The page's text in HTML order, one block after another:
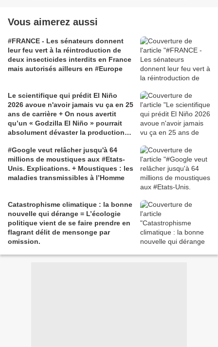
Vous aimerez aussi
#FRANCE - Les sénateurs donnent
leur feu vert à la réintroduction de
deux insecticides interdits en France
mais autorisés ailleurs en #Europe
Le scientifique qui prédit El Niño
2026 avoue n'avoir jamais vu ça en 25
ans de carrière + On nous avertit
qu’un « Godzilla El Niño » pourrait
absolument dévaster la production
#Google veut relâcher jusqu'à 64
millions de moustiques aux #Etats-
Unis. Explications. + Moustiques : les
maladies transmissibles à l’Homme
Catastrophisme climatique : la bonne
nouvelle qui dérange = L’écologie
politique vient de se faire prendre en
flagrant délit de mensonge par
omission.